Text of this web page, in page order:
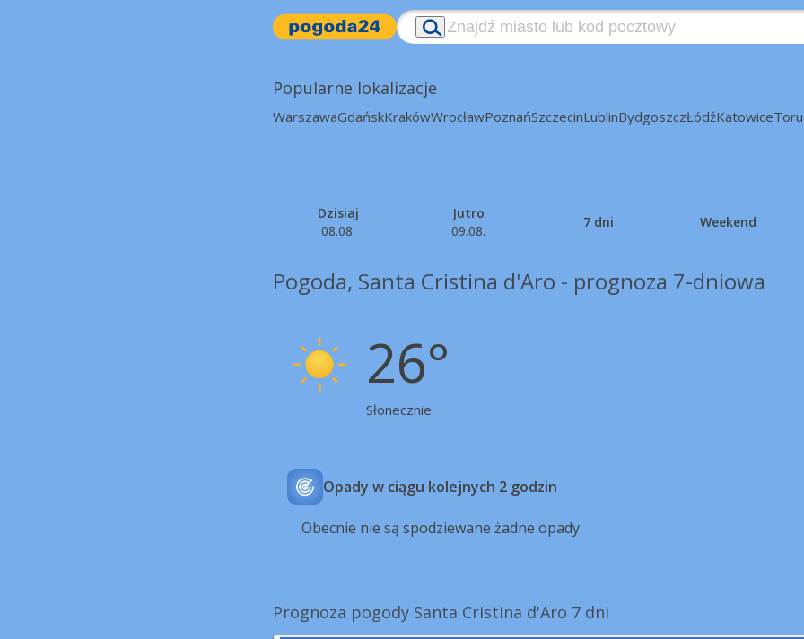
Popularne lokalizacje
WarszawaGdańskKrakówWrocławPoznańSzczecinLublinBydgoszczŁódźKatowice
Dzisiaj
08.08.
Jutro
09.08.
7 dni Weekend
Pogoda, Santa Cristina d'Aro - prognoza 7-dniowa
26°
Słonecznie
Opady w ciągu kolejnych 2 godzin
Obecnie nie są spodziewane żadne opady
Prognoza pogody Santa Cristina d'Aro 7 dni